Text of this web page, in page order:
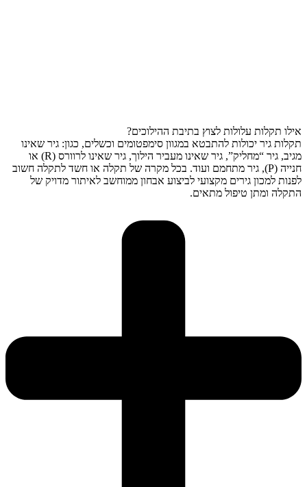
אילו תקלות עלולות לצוץ בתיבת ההילוכים?
תקלות גיר יכולות להתבטא במגוון סימפטומים וכשלים, כגון: גיר שאינו
מגיב, גיר “מחליק”, גיר שאינו מעביר הילוך, גיר שאינו לרוורס (R) או
חנייה (P), גיר מתחמם ועוד. בכל מקרה של תקלה או חשד לתקלה חשוב
לפנות למכון גירים מקצועי לביצוע אבחון ממוחשב לאיתור מדויק של
התקלה ומתן טיפול מתאים.